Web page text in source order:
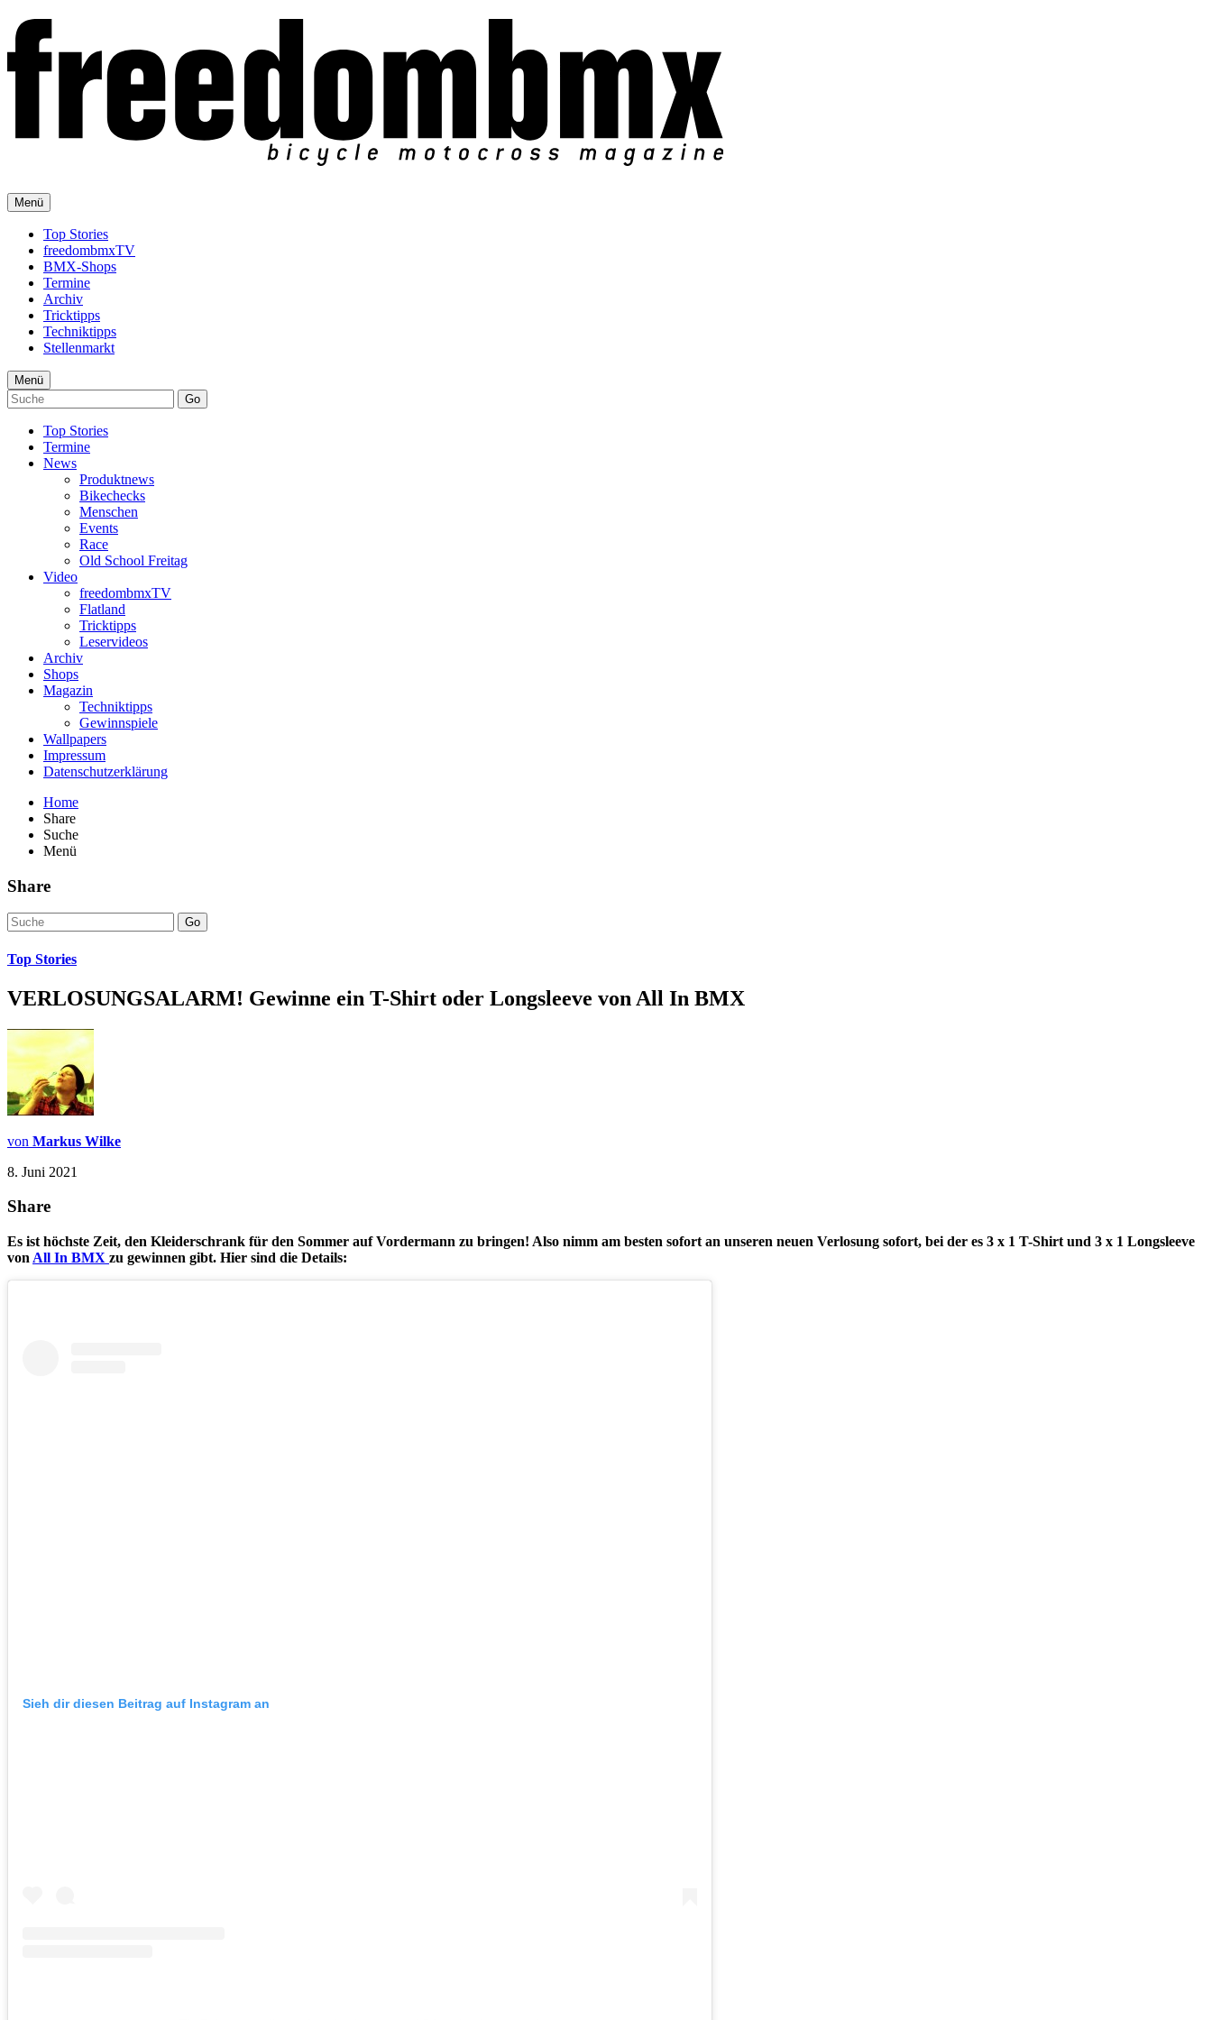
Menü
Top Stories
freedombmxTV
BMX-Shops
Termine
Archiv
Tricktipps
Techniktipps
Stellenmarkt
Menü
Go
Top Stories
Termine
News
Produktnews
Bikechecks
Menschen
Events
Race
Old School Freitag
Video
freedombmxTV
Flatland
Tricktipps
Leservideos
Archiv
Shops
Magazin
Techniktipps
Gewinnspiele
Wallpapers
Impressum
Datenschutzerklärung
Home
Share
Suche
Menü
Share
Go
Top Stories
VERLOSUNGSALARM! Gewinne ein T-Shirt oder Longsleeve von All In BMX
von Markus Wilke
8. Juni 2021
Share
Es ist höchste Zeit, den Kleiderschrank für den Sommer auf Vordermann zu bringen! Also nimm am besten sofort an unseren neuen Verlosung sofort, bei der es 3 x 1 T-Shirt und 3 x 1 Longsleeve
von All In BMX zu gewinnen gibt. Hier sind die Details:
Sieh dir diesen Beitrag auf Instagram an